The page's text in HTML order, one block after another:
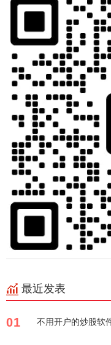
最近发表
01 不用开户的炒股软